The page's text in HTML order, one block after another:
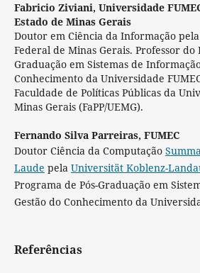
Fabricio Ziviani, Universidade
Estado de Minas Gerais
Doutor em Ciência da Informação
Federal de Minas Gerais. Professor do
Graduação em Sistemas de
Conhecimento da Universidade
Faculdade de Políticas Públicas da
Minas Gerais (FaPP/UEMG).
Fernando Silva Parreiras, FUMEC
Doutor Ciência da Computação
Laude pela Universität Koblenz-
Programa de Pós-Graduação em
Gestão do Conhecimento da
Referências